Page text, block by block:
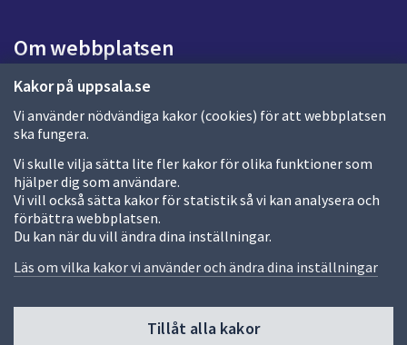
Kakor på uppsala.se
Vi använder nödvändiga kakor (cookies) för att webbplatsen
ska fungera.
Vi skulle vilja sätta lite fler kakor för olika funktioner som
hjälper dig som användare.
Vi vill också sätta kakor för statistik så vi kan analysera och
förbättra webbplatsen.
Du kan när du vill ändra dina inställningar.
Läs om vilka kakor vi använder och ändra dina inställningar
Tillåt alla kakor
d
a
Om webbplatsen
Om webbplatsen
Allmänna handlingar och diarium
Behandling av personuppgifter
Kakor
Språk (other languages)
Tillgänglighetsredogörelse
Fler sätt att följa oss